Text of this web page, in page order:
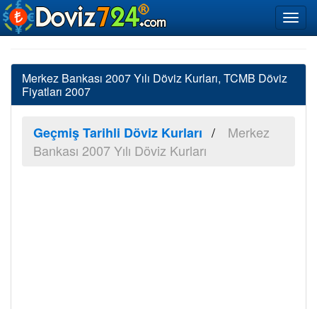
Merkez Bankası 2007 Yılı Döviz Kurları, TCMB Döviz
Fiyatları 2007
Geçmiş Tarihli Döviz Kurları
Merkez
Bankası 2007 Yılı Döviz Kurları